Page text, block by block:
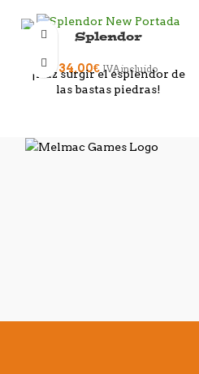
Splendor
34,00€ IVA incluido
¡Haz surgir el esplendor de
las bastas piedras!